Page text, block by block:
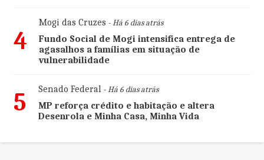
4
Mogi das Cruzes - Há 6 dias atrás
Fundo Social de Mogi intensifica entrega de
agasalhos a famílias em situação de
vulnerabilidade
5 Senado Federal- Há 6 dias atrás
MP reforça crédito e habitação e altera
Desenrola e Minha Casa, Minha Vida